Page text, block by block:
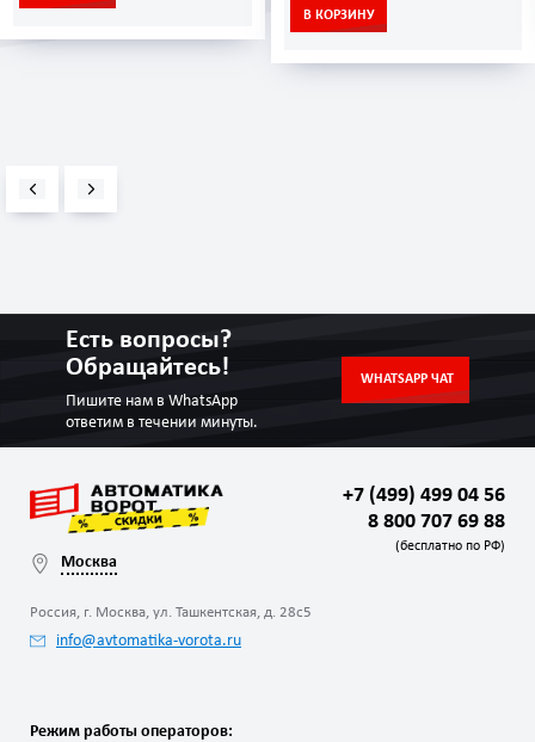
В КОРЗИНУ
Есть вопросы?
Обращайтесь!
Пишите нам в WhatsApp
ответим в течении минуты.
WHATSAPP ЧАТ
Москва
Россия, г. Москва, ул. Ташкентская, д. 28с5
info@avtomatika-vorota.ru
+7 (499) 499 04 56
8 800 707 69 88
(бесплатно по РФ)
Режим работы операторов: